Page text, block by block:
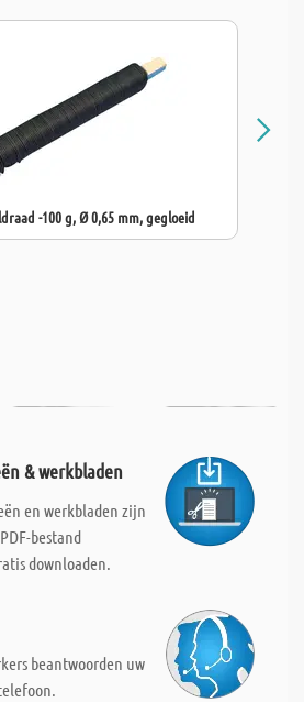
-100 g, Ø 0,65 mm, gegloeid
& werkbladen
en werkbladen zijn
bestand
downloaden.
beantwoorden uw